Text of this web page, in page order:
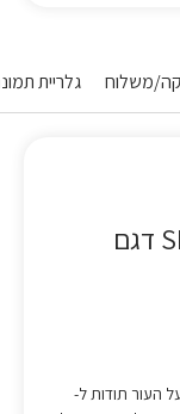
משלוח גלריית
מכונת גילוח טכנולוגית SKIN IQ דגם
העור תודות ל-